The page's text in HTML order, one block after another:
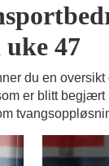
47
du en
er blitt